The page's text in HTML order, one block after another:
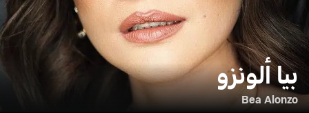
بيا ألونزو
Bea Alonzo